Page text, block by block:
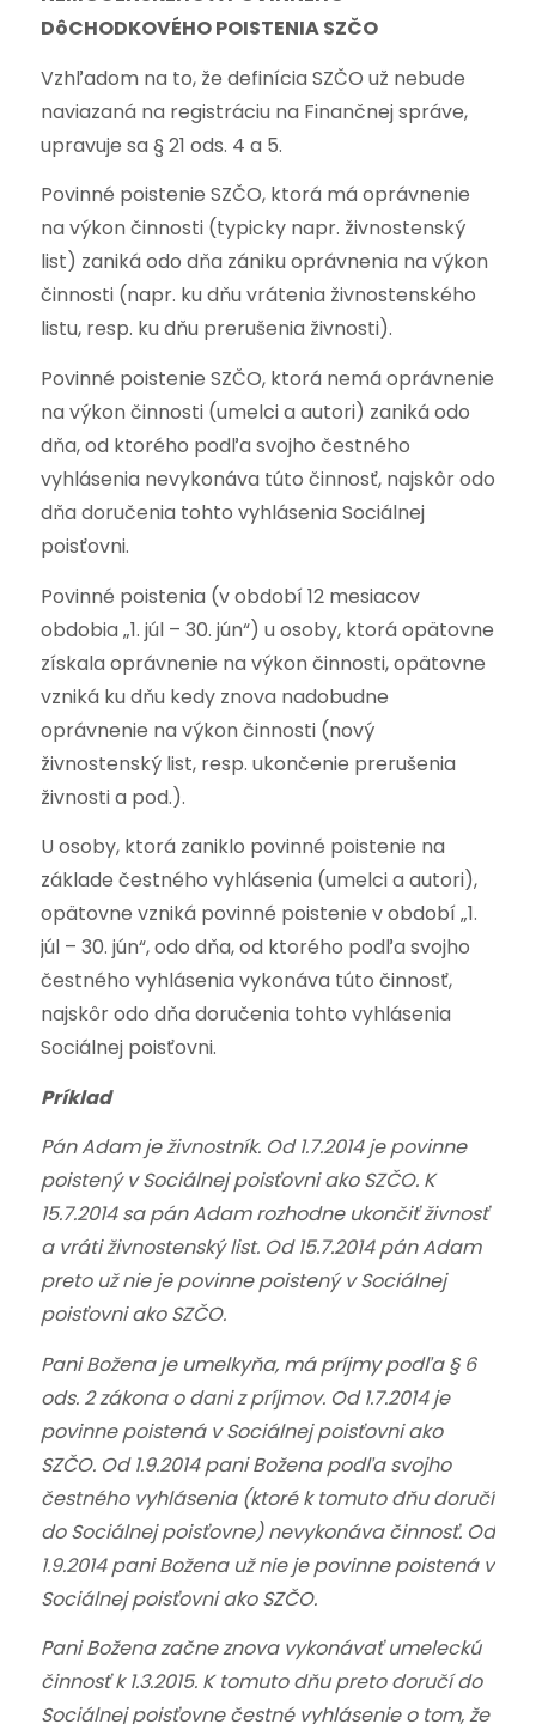
DôCHODKOVÉHO POISTENIA SZČO
Vzhľadom na to, že definícia SZČO už nebude
naviazaná na registráciu na Finančnej správe,
upravuje sa § 21 ods. 4 a 5.
Povinné poistenie SZČO, ktorá má oprávnenie
na výkon činnosti (typicky napr. živnostenský
list) zaniká odo dňa zániku oprávnenia na výkon
činnosti (napr. ku dňu vrátenia živnostenského
listu, resp. ku dňu prerušenia živnosti).
Povinné poistenie SZČO, ktorá nemá oprávnenie
na výkon činnosti (umelci a autori) zaniká odo
dňa, od ktorého podľa svojho čestného
vyhlásenia nevykonáva túto činnosť, najskôr odo
dňa doručenia tohto vyhlásenia Sociálnej
poisťovni.
Povinné poistenia (v období 12 mesiacov
obdobia „1. júl – 30. jún“) u osoby, ktorá opätovne
získala oprávnenie na výkon činnosti, opätovne
vzniká ku dňu kedy znova nadobudne
oprávnenie na výkon činnosti (nový
živnostenský list, resp. ukončenie prerušenia
živnosti a pod.).
U osoby, ktorá zaniklo povinné poistenie na
základe čestného vyhlásenia (umelci a autori),
opätovne vzniká povinné poistenie v období „1.
júl – 30. jún“, odo dňa, od ktorého podľa svojho
čestného vyhlásenia vykonáva túto činnosť,
najskôr odo dňa doručenia tohto vyhlásenia
Sociálnej poisťovni.
Príklad
Pán Adam je živnostník. Od 1.7.2014 je povinne
poistený v Sociálnej poisťovni ako SZČO. K
15.7.2014 sa pán Adam rozhodne ukončiť živnosť
a vráti živnostenský list. Od 15.7.2014 pán Adam
preto už nie je povinne poistený v Sociálnej
poisťovni ako SZČO.
Pani Božena je umelkyňa, má príjmy podľa § 6
ods. 2 zákona o dani z príjmov. Od 1.7.2014 je
povinne poistená v Sociálnej poisťovni ako
SZČO. Od 1.9.2014 pani Božena podľa svojho
čestného vyhlásenia (ktoré k tomuto dňu doručí
do Sociálnej poisťovne) nevykonáva činnosť. Od
1.9.2014 pani Božena už nie je povinne poistená v
Sociálnej poisťovni ako SZČO.
Pani Božena začne znova vykonávať umeleckú
činnosť k 1.3.2015. K tomuto dňu preto doručí do
Sociálnej poisťovne čestné vyhlásenie o tom, že